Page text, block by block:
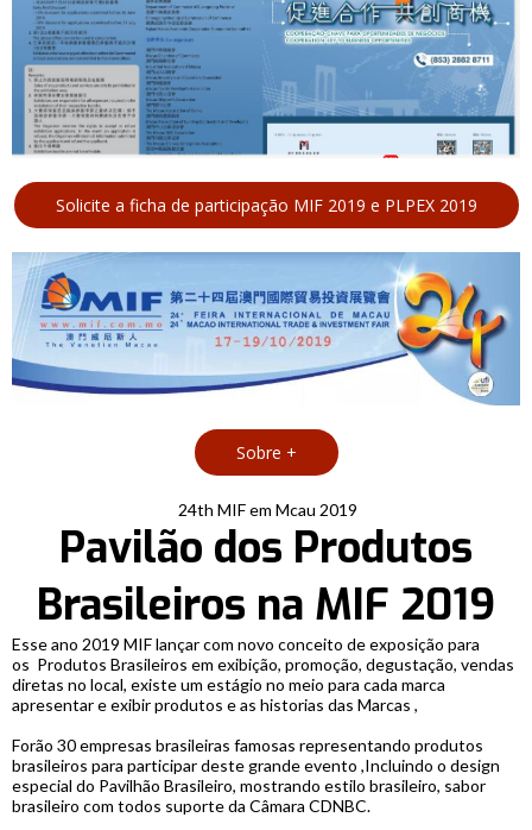
Solicite a ficha de participação MIF 2019 e PLPEX 2019
Sobre +
24th MIF em Mcau 2019
Pavilão dos Produtos
Brasileiros na MIF 2019
Esse ano 2019 MIF lançar com novo conceito de exposição para
os Produtos Brasileiros em exibição, promoção, degustação, vendas
diretas no local, existe um estágio no meio para cada marca
apresentar e exibir produtos e as historias das Marcas ,
Forão 30 empresas brasileiras famosas representando produtos
brasileiros para participar deste grande evento ,Incluindo o design
especial do Pavilhão Brasileiro, mostrando estilo brasileiro, sabor
brasileiro com todos suporte da Câmara CDNBC.